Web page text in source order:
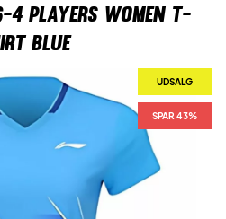
4 Players Women T-
Blue
UDSALG
SPAR 43%
UDSALG
SPAR 43%